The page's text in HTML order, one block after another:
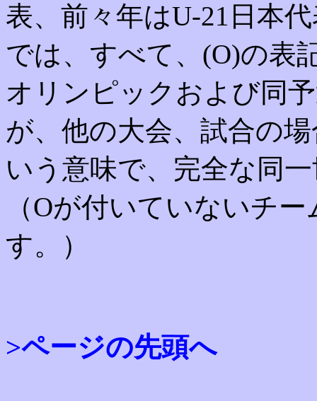
表、前々年はU-21日本
では、すべて、(O)の表
オリンピックおよび同
が、他の大会、試合の
いう意味で、完全な同
（Oが付いていないチ
す。）
>ページの先頭へ